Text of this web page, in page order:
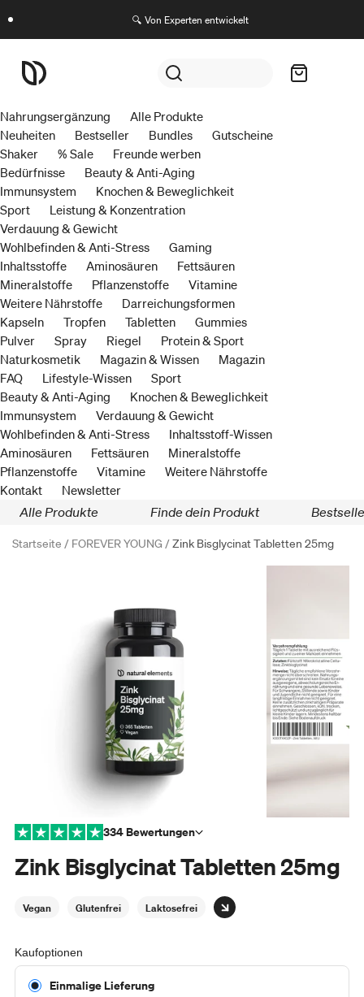
🔍 Von Experten entwickelt
Nahrungsergänzung
Alle Produkte
Neuheiten
Bestseller Bundles
Gutscheine
Shaker
% Sale
Freunde werben
Bedürfnisse
Beauty & Anti-Aging
Immunsystem
Knochen & Beweglichkeit
Sport
Leistung & Konzentration
Verdauung & Gewicht
Wohlbefinden & Anti-Stress
Gaming
Inhaltsstoffe
Aminosäuren
Fettsäuren
Mineralstoffe
Pflanzenstoffe
Vitamine
Weitere Nährstoffe
Darreichungsformen
Kapseln
Tropfen Tabletten
Gummies
Pulver
Spray Riegel
Protein & Sport
Naturkosmetik
Magazin & Wissen
Magazin
FAQ
Lifestyle-Wissen
Sport
Beauty & Anti-Aging
Knochen & Beweglichkeit
Immunsystem
Verdauung & Gewicht
Wohlbefinden & Anti-Stress
Inhaltsstoff-Wissen
Aminosäuren
Fettsäuren
Mineralstoffe
Pflanzenstoffe
Vitamine
Weitere Nährstoffe
Kontakt
Newsletter
Alle Produkte Finde dein Produkt
Startseite / FOREVER YOUNG /Zink Bisglycinat Tabletten 25mg
334 Bewertungen
Zink Bisglycinat Tabletten 25mg
Vegan Glutenfrei Laktosefrei
Kaufoptionen
Einmalige Lieferung